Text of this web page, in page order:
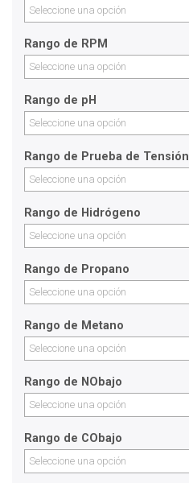
Seleccione una opción
Rango de RPM
Seleccione una opción
Rango de pH
Seleccione una opción
Rango de Prueba de Tensión
Seleccione una opción
Rango de Hidrógeno
Seleccione una opción
Rango de Propano
Seleccione una opción
Rango de Metano
Seleccione una opción
Rango de NObajo
Seleccione una opción
Rango de CObajo
Seleccione una opción